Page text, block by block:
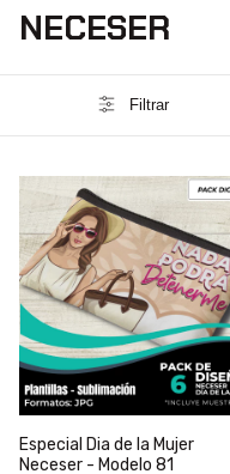
NECESER
Filtrar
Especial Dia de la Mujer
Neceser - Modelo 81